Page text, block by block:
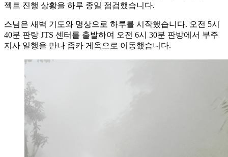
젝트 진행 상황을 하루 종일 점검했습니다.
스님은 새벽 기도와 명상으로 하루를 시작했습니다. 오전 5시
40분 판탕 JTS 센터를 출발하여 오전 6시 30분 판방에서 부주
지사 일행을 만나 좁카 게옥으로 이동했습니다.